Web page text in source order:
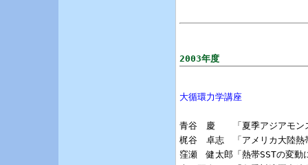
2003年度
大循環力学講座
青谷　慶　　「夏季アジアモ
梶谷　卓志　「アメリカ大陸
窪瀬　健太郎「熱帯SSTの変